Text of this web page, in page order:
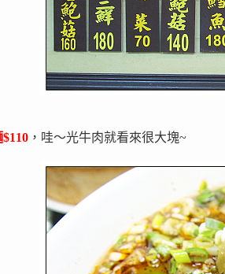
，哇～光牛肉就看來很大塊~